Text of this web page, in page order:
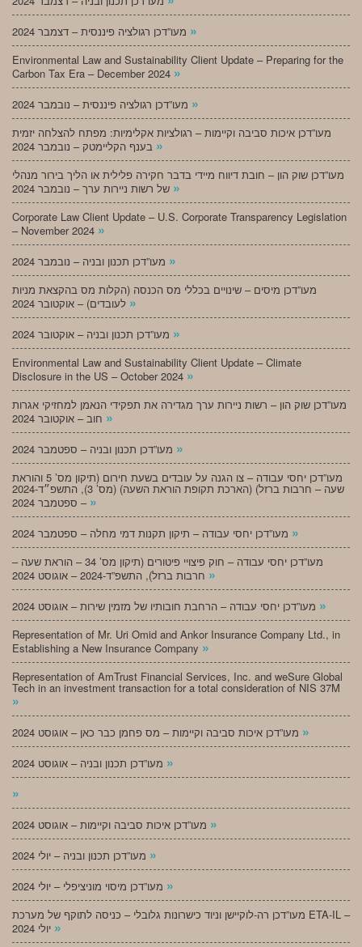
»
Environmental Law and Sustainability Client Update – Preparing for the
Carbon Tax Era – December 2024 »
»
מעו”דכן איכות סביבה וקיימות – רגולציות אקלימיות: מפתח להצלחה יזמית
»
מעו”דכן שוק הון – חובת דיווח מיידי בדבר חקירה פלילית או הליך בירור מנהלי
»
Corporate Law Client Update – U.S. Corporate Transparency Legislation
– November 2024 »
»
מעו”דכן מיסים – שינויים בכללי מס הכנסה (הקלות מס בהקצאת מניות
»
»
Environmental Law and Sustainability Client Update – Climate
Disclosure in the US – October 2024 »
מעו”דכן שוק הון – רשות ניירות ערך מגדירה את תפקידי הנאמן למחזיקי אגרות
»
»
מעו”דכן יחסי עבודה – צו הגנה על עובדים בשעת חירום (תיקון מס’ 5 והוראת
שעה – חרבות ברזל) (הארכת תקופת הוראת השעה) (מס’ 3), התשפ״ד-2024
– ספטמבר 2024 »
»
מעו”דכן יחסי עבודה – חוק פיצויי פיטורים (תיקון מס’ 34 – הוראת שעה –
»
»
Representation of Mr. Uri Omid and Ankor Insurance Company Ltd., in
Establishing a New Insurance Company »
Representation of AmTrust Financial Services, Inc. and weSure Global
Tech in an investment transaction for a total consideration of NIS 37M
»
»
»
»
»
»
»
מעו”דכן רה-לוקיישן וניוד כישרונות גלובלי – כניסה לתוקף של מערכת ETA-IL –
»